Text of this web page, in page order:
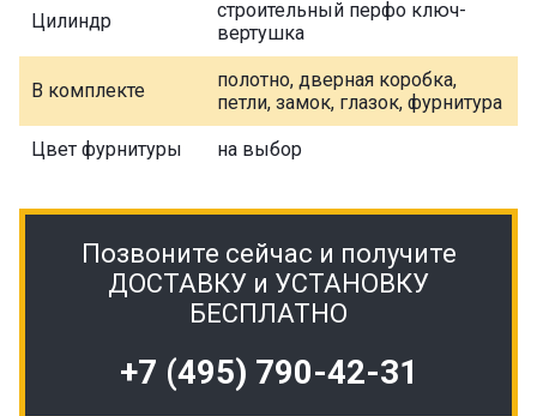
Цилиндр
строительный перфо ключ-
вертушка
В комплекте
полотно, дверная коробка,
петли, замок, глазок, фурнитура
Цвет фурнитуры на выбор
Позвоните сейчас и получите
ДОСТАВКУ и УСТАНОВКУ
БЕСПЛАТНО
+7 (495) 790-42-31